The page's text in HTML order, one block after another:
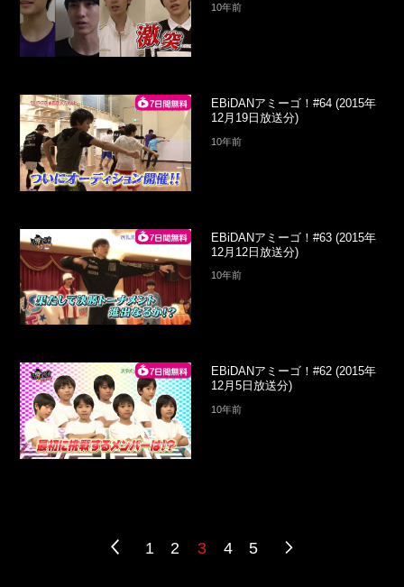
10年前
EBiDANアミーゴ！#64 (2015年
12月19日放送分)
10年前
EBiDANアミーゴ！#63 (2015年
12月12日放送分)
10年前
EBiDANアミーゴ！#62 (2015年
12月5日放送分)
10年前
1 2 3 4 5